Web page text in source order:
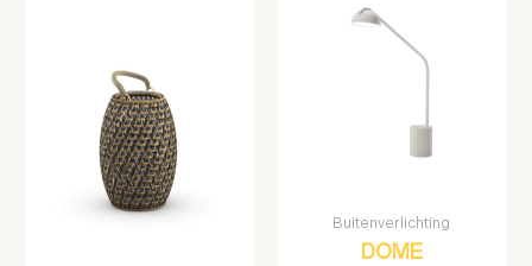
Buitenverlichting
DOME